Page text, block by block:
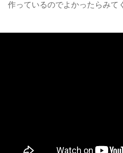
作っているのでよかったらみて